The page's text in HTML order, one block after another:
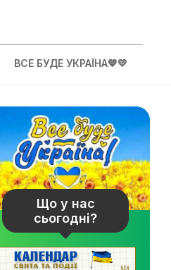
ВСЕ БУДЕ УКРАЇНА💙💛
Що у нас
сьогодні?